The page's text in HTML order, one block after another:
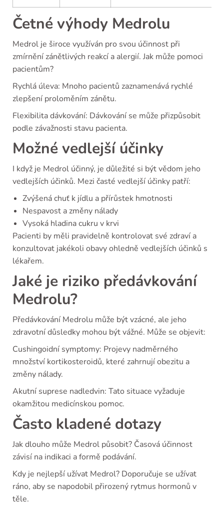
Četné výhody Medrolu
Medrol je široce využíván pro svou účinnost při
zmírnění zánětlivých reakcí a alergií. Jak může pomoci
pacientům?
Rychlá úleva: Mnoho pacientů zaznamenává rychlé
zlepšení proloměním zánětu.
Flexibilita dávkování: Dávkování se může přizpůsobit
podle závažnosti stavu pacienta.
Možné vedlejší účinky
I když je Medrol účinný, je důležité si být vědom jeho
vedlejších účinků. Mezi časté vedlejší účinky patří:
Zvýšená chuť k jídlu a přírůstek hmotnosti
Nespavost a změny nálady
Vysoká hladina cukru v krvi
Pacienti by měli pravidelně kontrolovat své zdraví a
konzultovat jakékoli obavy ohledně vedlejších účinků s
lékařem.
Jaké je riziko předávkování
Medrolu?
Předávkování Medrolu může být vzácné, ale jeho
zdravotní důsledky mohou být vážné. Může se objevit:
Cushingoidní symptomy: Projevy nadměrného
množství kortikosteroidů, které zahrnují obezitu a
změny nálady.
Akutní suprese nadledvin: Tato situace vyžaduje
okamžitou medicínskou pomoc.
Často kladené dotazy
Jak dlouho může Medrol působit? Časová účinnost
závisí na indikaci a formě podávání.
Kdy je nejlepší užívat Medrol? Doporučuje se užívat
ráno, aby se napodobil přirozený rytmus hormonů v
těle.